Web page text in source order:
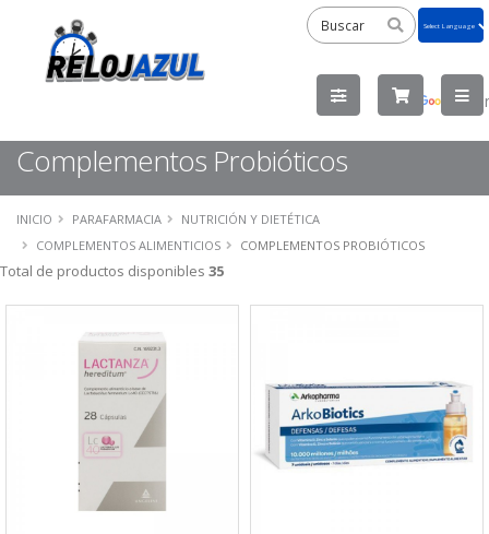
by
Complementos Probióticos
INICIO PARAFARMACIA
NUTRICIÓN Y DIETÉTICA
COMPLEMENTOS ALIMENTICIOS
COMPLEMENTOS PROBIÓTICOS
Total de productos disponibles 35